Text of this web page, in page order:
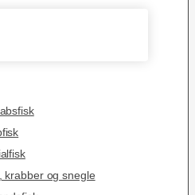
krabber og snegle